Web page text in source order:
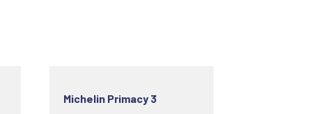
Michelin Primacy 3